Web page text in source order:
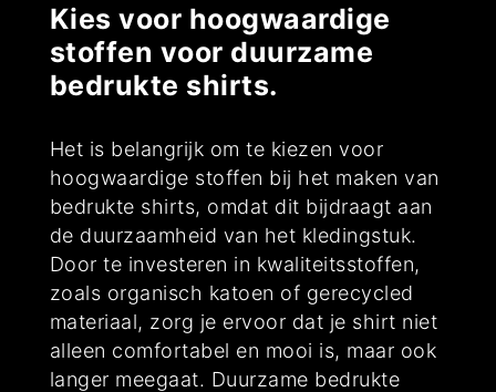
Kies voor hoogwaardige
stoffen voor duurzame
bedrukte shirts.
Het is belangrijk om te kiezen voor
hoogwaardige stoffen bij het maken van
bedrukte shirts, omdat dit bijdraagt aan
de duurzaamheid van het kledingstuk.
Door te investeren in kwaliteitsstoffen,
zoals organisch katoen of gerecycled
materiaal, zorg je ervoor dat je shirt niet
alleen comfortabel en mooi is, maar ook
langer meegaat. Duurzame bedrukte